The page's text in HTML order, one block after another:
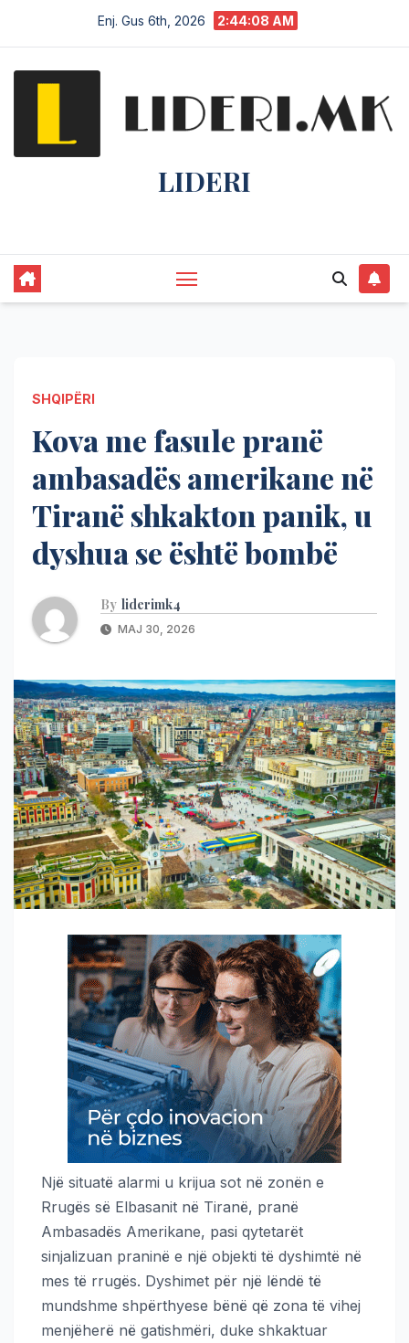
Enj. Gus 6th, 2026 2:44:08 AM
LIDERI
SHQIPËRI
Kova me fasule pranë
ambasadës amerikane në
Tiranë shkakton panik, u
dyshua se është bombë
By liderimk4
MAJ 30, 2026
Një situatë alarmi u krijua sot në zonën e
Rrugës së Elbasanit në Tiranë, pranë
Ambasadës Amerikane, pasi qytetarët
sinjalizuan praninë e një objekti të dyshimtë në
mes të rrugës. Dyshimet për një lëndë të
mundshme shpërthyese bënë që zona të vihej
menjëherë në gatishmëri, duke shkaktuar